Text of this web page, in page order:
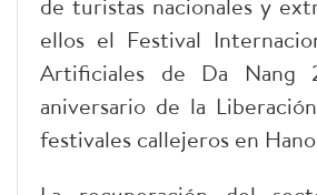
de turistas nacionales y
ellos el Festival
Artificiales de Da Nang
aniversario de la
festivales callejeros en